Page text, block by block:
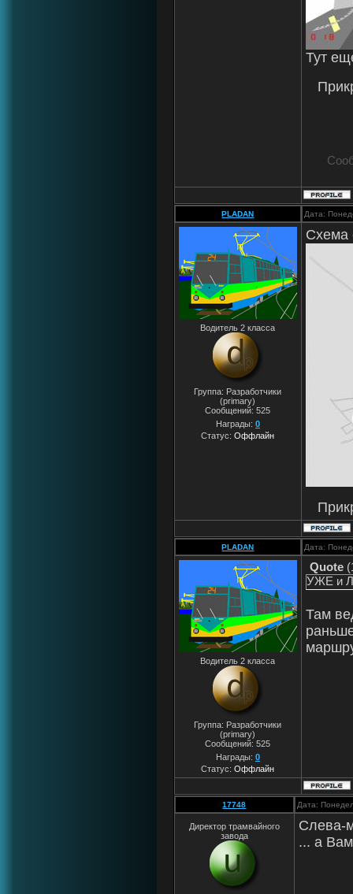
Тут
PLADAN Дата:
Водитель 2 класса
Группа: Разработчики
(primary)
Сообщений:525
Награды: 0
Статус:Оффлайн
Схема
PLADAN Дата:
Водитель 2 класса
Группа: Разработчики
(primary)
Сообщений:525
Награды: 0
Статус:Оффлайн
Quote (
УЖЕ и
Там
17748 Дата:
Директор трамвайного
завода
Слева-
... а